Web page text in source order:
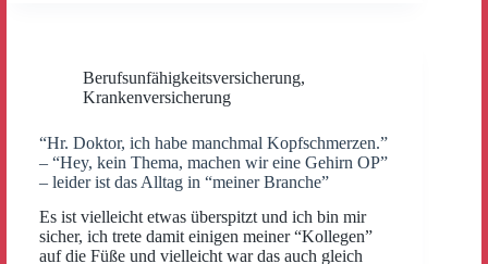
Berufsunfähigkeitsversicherung,
Krankenversicherung
“Hr. Doktor, ich habe manchmal Kopfschmerzen.”
– “Hey, kein Thema, machen wir eine Gehirn OP”
– leider ist das Alltag in “meiner Branche”
Es ist vielleicht etwas überspitzt und ich bin mir
sicher, ich trete damit einigen meiner “Kollegen”
auf die Füße und vielleicht war das auch gleich